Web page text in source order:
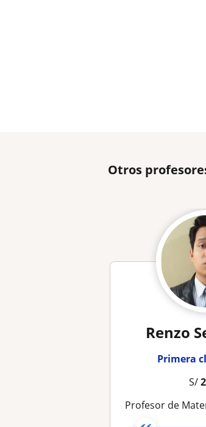
Otros
Renzo
Primera
S/
Profesor de Matemáticas y